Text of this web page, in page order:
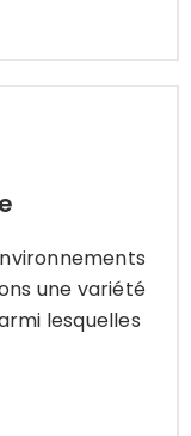
une variété
lesquelles
une variété
lesquelles